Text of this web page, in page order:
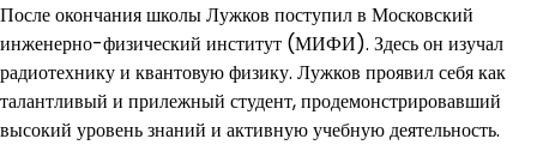
После окончания школы Лужков поступил в Московский
инженерно-физический институт (МИФИ). Здесь он изучал
радиотехнику и квантовую физику. Лужков проявил себя как
талантливый и прилежный студент, продемонстрировавший
высокий уровень знаний и активную учебную деятельность.